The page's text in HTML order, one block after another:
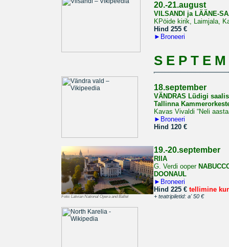
20.-21.august
VILSANDI ja LÄÄNE-
KPöide kirik, Laimjala,
Hind 255 €
► Broneeri
S E P T E
18.september
VÄNDRAS Lüdigi
Tallinna
Kavas Vivaldi “Neli
► Broneeri
Hind 120 €
Foto: Latvian National Opera and Ballet
19.-20.september
RIIA
G. Verdi ooper
DOONAUL
► Broneeri
Hind 225 € tellimine
+ teatripiletid: a' 50 €